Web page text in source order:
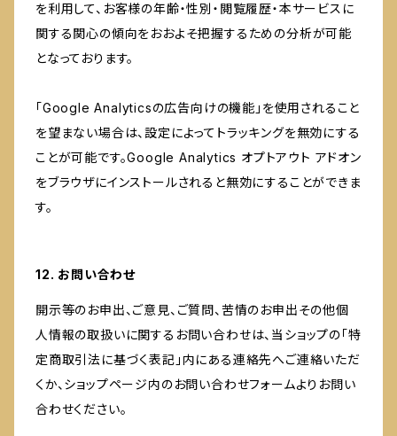
を利用して、お客様の年齢・性別・閲覧履歴・本サービスに
関する関心の傾向をおおよそ把握するための分析が可能
となっております。
「Google Analyticsの広告向けの機能」を使用されること
を望まない場合は、設定によってトラッキングを無効にする
ことが可能です。Google Analytics オプトアウト アドオン
をブラウザにインストールされると無効にすることができま
す。
12. お問い合わせ
開示等のお申出、ご意見、ご質問、苦情のお申出その他個
人情報の取扱いに関するお問い合わせは、当ショップの「特
定商取引法に基づく表記」内にある連絡先へご連絡いただ
くか、ショップページ内のお問い合わせフォームよりお問い
合わせください。